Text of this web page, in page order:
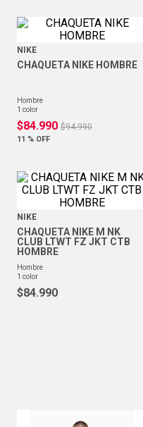
NIKE
CHAQUETA NIKE HOMBRE
hombre
1 color
$84.990 $94.990
11 % OFF
NIKE
CHAQUETA NIKE M NK
CLUB LTWT FZ JKT CTB
HOMBRE
hombre
1 color
$84.990